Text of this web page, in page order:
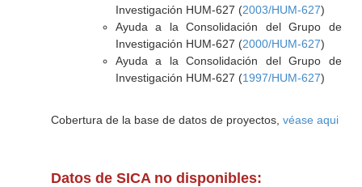
Investigación HUM-627 (2003/HUM-627)
Ayuda a la Consolidación del Grupo de
Investigación HUM-627 (2000/HUM-627)
Ayuda a la Consolidación del Grupo de
Investigación HUM-627 (1997/HUM-627)
Cobertura de la base de datos de proyectos, véase aqui
Datos de SICA no disponibles: